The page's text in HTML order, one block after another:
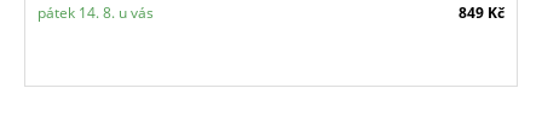
pátek 14. 8. u vás
849 Kč